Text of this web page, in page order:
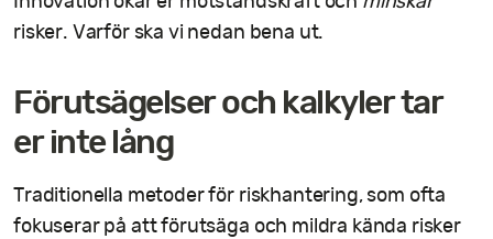
risker. Varför ska vi nedan bena ut.
Förutsägelser och kalkyler tar
er inte lång
Traditionella metoder för riskhantering, som ofta
fokuserar på att förutsäga och mildra kända risker